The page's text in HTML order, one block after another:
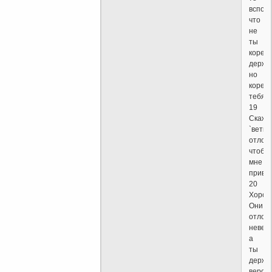
что
не
ты
корень
но
корень
тебя.
19
`ветви
чтобы
мне
20
Они
а
ты